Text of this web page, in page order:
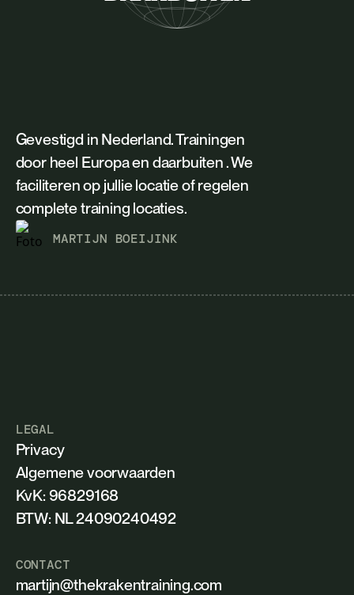
Gevestigd in Nederland. Trainingen
door heel Europa en daarbuiten . We
faciliteren op jullie locatie of regelen
complete training locaties.
MARTIJN BOEIJINK
LEGAL
Privacy
Algemenevoorwaarden
KvK: 96829168
BTW: NL 24090240492
CONTACT
martijn@thekrakentraining.com